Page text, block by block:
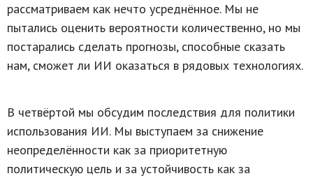
рассматриваем как нечто усреднённое. Мы не
пытались оценить вероятности количественно, но мы
постарались сделать прогнозы, способные сказать
нам, сможет ли ИИ оказаться в рядовых технологиях.
В четвёртой мы обсудим последствия для политики
использования ИИ. Мы выступаем за снижение
неопределённости как за приоритетную
политическую цель и за устойчивость как за